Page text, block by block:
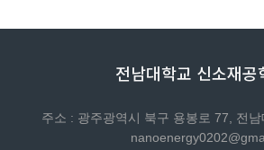
전남대학교 신소재공
주소 : 광주광역시 북구 용봉로 77, 전